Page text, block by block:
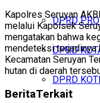
DPRD
DPRD
DPRD
Kapolres Seruyan
melalui Kapolsek
mengatakan bahwa
mendeteksi terjadinya
Kecamatan Seruyan
hutan di daerah
BeritaTerkait